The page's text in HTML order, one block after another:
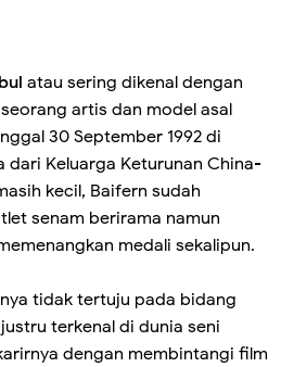
atau sering dikenal dengan
artis dan model asal
30 September 1992 di
dari Keluarga Keturunan China-
kecil, Baifern sudah
senam berirama namun
medali sekalipun.
tidak tertuju pada bidang
terkenal di dunia seni
dengan membintangi film